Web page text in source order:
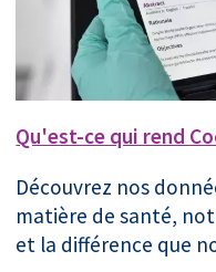
Qu'est-ce qui rend
Découvrez nos
matière de santé,
et la différence que